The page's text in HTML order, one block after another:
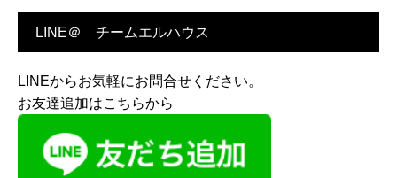
LINE＠ チームエルハウス
LINEからお気軽にお問合せください。
お友達追加はこちらから